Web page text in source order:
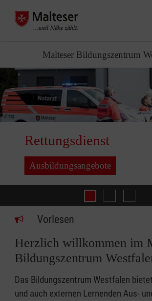
Malteser Bildungszentrum
Rettungsdienst
Ausbildungsangebote
Vorlesen
Herzlich willkommen im
Bildungszentrum
Das Bildungszentrum Westfalen
und auch externen Lernenden Aus-